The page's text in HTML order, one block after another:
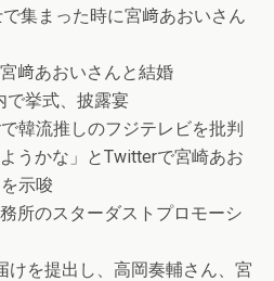
集まった時に宮﨑あおいさん
﨑あおいさんと結婚
挙式、披露宴
韓流推しのフジテレビを批判
うかな」とTwitterで宮崎あお
示唆
所のスターダストプロモーシ
を提出し、高岡奏輔さん、宮